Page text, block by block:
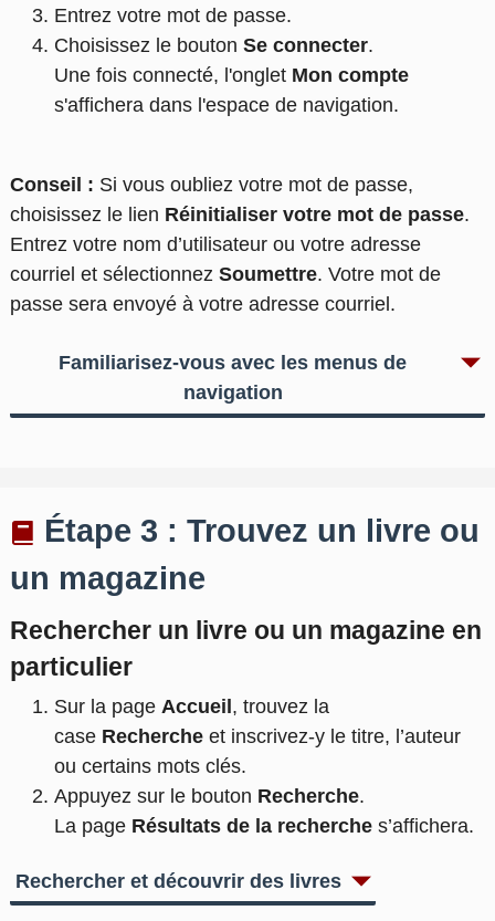
Entrez votre mot de passe.
Choisissez le bouton Se connecter.
Une fois connecté, l'onglet Mon compte
s'affichera dans l'espace de navigation.
Conseil : Si vous oubliez votre mot de passe,
choisissez le lien Réinitialiser votre mot de passe.
Entrez votre nom d’utilisateur ou votre adresse
courriel et sélectionnez Soumettre. Votre mot de
passe sera envoyé à votre adresse courriel.
Familiarisez-vous avec les menus de
navigation
Étape 3 : Trouvez un livre ou
un magazine
Rechercher un livre ou un magazine en
particulier
Sur la page Accueil , trouvez la
case Recherche et inscrivez-y le titre, l’auteur
ou certains mots clés.
Appuyez sur le bouton Recherche.
La page Résultats de la recherche s’affichera.
Rechercher et découvrir des livres